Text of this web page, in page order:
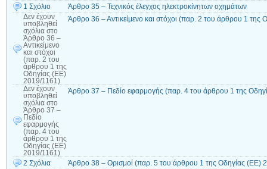
1 Σχόλιο
Άρθρο 35 – Τεχνικός έλεγχος ηλεκτροκίνητων οχημάτων
Δεν έχουν
υποβληθεί
σχόλια στο
Άρθρο 36 –
Αντικείμενο
και στόχοι
(παρ. 2 του
άρθρου 1 της
Οδηγίας (ΕΕ)
2019/1161)
Άρθρο 36 – Αντικείμενο και στόχοι (παρ. 2 του άρθρου 1
Δεν έχουν
υποβληθεί
σχόλια στο
Άρθρο 37 –
Πεδίο
εφαρμογής
(παρ. 4 του
άρθρου 1 της
Οδηγίας (ΕΕ)
2019/1161)
Άρθρο 37 – Πεδίο εφαρμογής (παρ. 4 του άρθρου 1 της
2 Σχόλια
Άρθρο 38 – Ορισμοί (παρ. 5 του άρθρου 1 της Οδηγίας (ΕΕ)